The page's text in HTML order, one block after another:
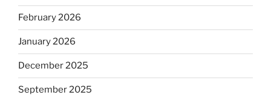
February 2026
January 2026
December 2025
September 2025